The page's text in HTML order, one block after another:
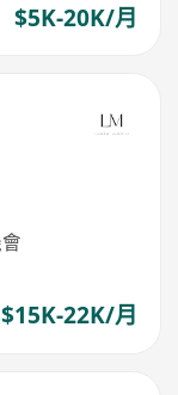
$5K-20K/月
$15K-22K/月